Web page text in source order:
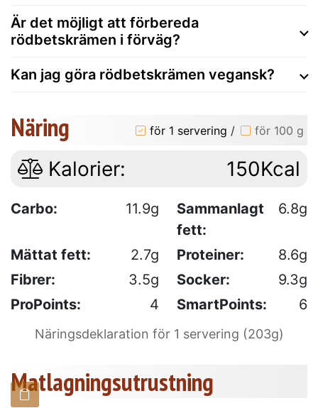
Är det möjligt att förbereda
rödbetskrämen i förväg?
Kan jag göra rödbetskrämen vegansk?
Näring för 1 servering / för 100 g
Kalorier: 150Kcal
Carbo: 11.9g
Sammanlagt
fett:
6.8g
Mättat fett: 2.7g Proteiner:
8.6g
Fibrer:
3.5g Socker:
9.3g
ProPoints:
4 SmartPoints: 6
Näringsdeklaration för 1 servering (203g)
Matlagningsutrustning